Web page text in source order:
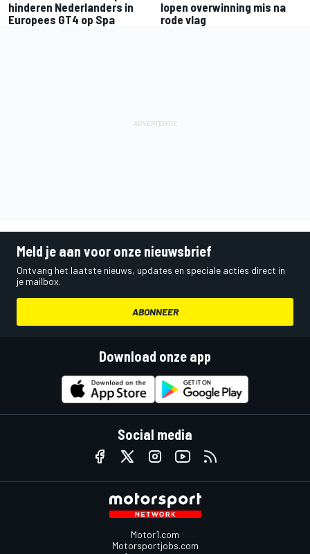
hinderen Nederlanders in
Europees GT4 op Spa
lopen overwinning mis na
rode vlag
Meld je aan voor onze nieuwsbrief
Ontvang het laatste nieuws, updates en speciale acties direct in
je mailbox.
ABONNEER
Download onze app
Social media
Motor1.com
Motorsportjobs.com